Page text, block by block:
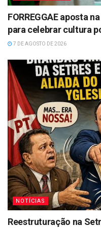
FORREGGAE aposta
para celebrar cultura
7 DE AGOSTO DE 2026
NOTÍCIAS
Reestruturação na